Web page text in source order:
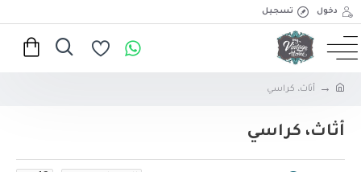
دخول تسجيل
أثاث، كراسي
أثاث، كراسي